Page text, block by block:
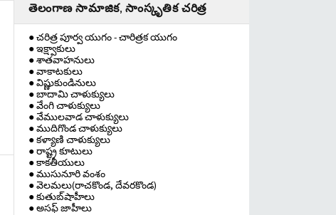
తెలంగాణ సామాజిక, సాంస్కృతిక చరిత్ర
● చరిత్ర పూర్వ యుగం - చారిత్రక యుగం
● ఇక్ష్వాకులు
● శాతవాహనులు
● వాకాటకులు
● విష్ణుకుండినులు
● బాదామి చాళుక్యులు
● వేంగి చాళుక్యులు
● వేములవాడ చాళుక్యులు
● ముదిగొండ చాళుక్యులు
● కళ్యాణి చాళుక్యులు
● రాష్ట్ర కూటులు
● కాకతీయులు
● ముసునూరి వంశం
● వెలమలు(రాచకొండ, దేవరకొండ)
● కుతుబ్‌షాహీలు
● అసఫ్ జాహీలు